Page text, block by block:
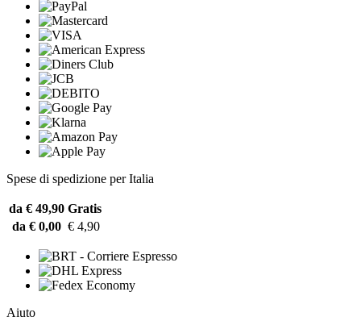
Spese di spedizione per Italia
da € 49,90 Gratis
da € 0,00 € 4,90
Aiuto